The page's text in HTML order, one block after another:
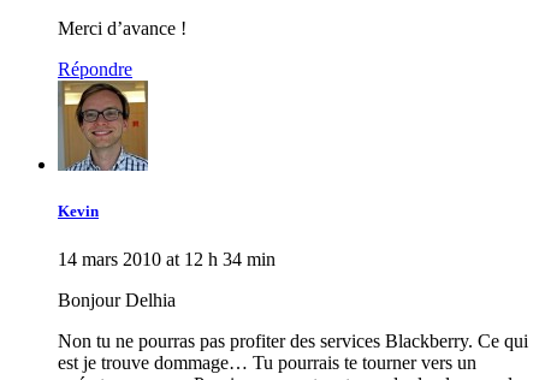
Merci d’avance !
Répondre
Kevin
14 mars 2010 at 12 h 34 min
Bonjour Delhia
Non tu ne pourras pas profiter des services Blackberry. Ce qui
est je trouve dommage… Tu pourrais te tourner vers un